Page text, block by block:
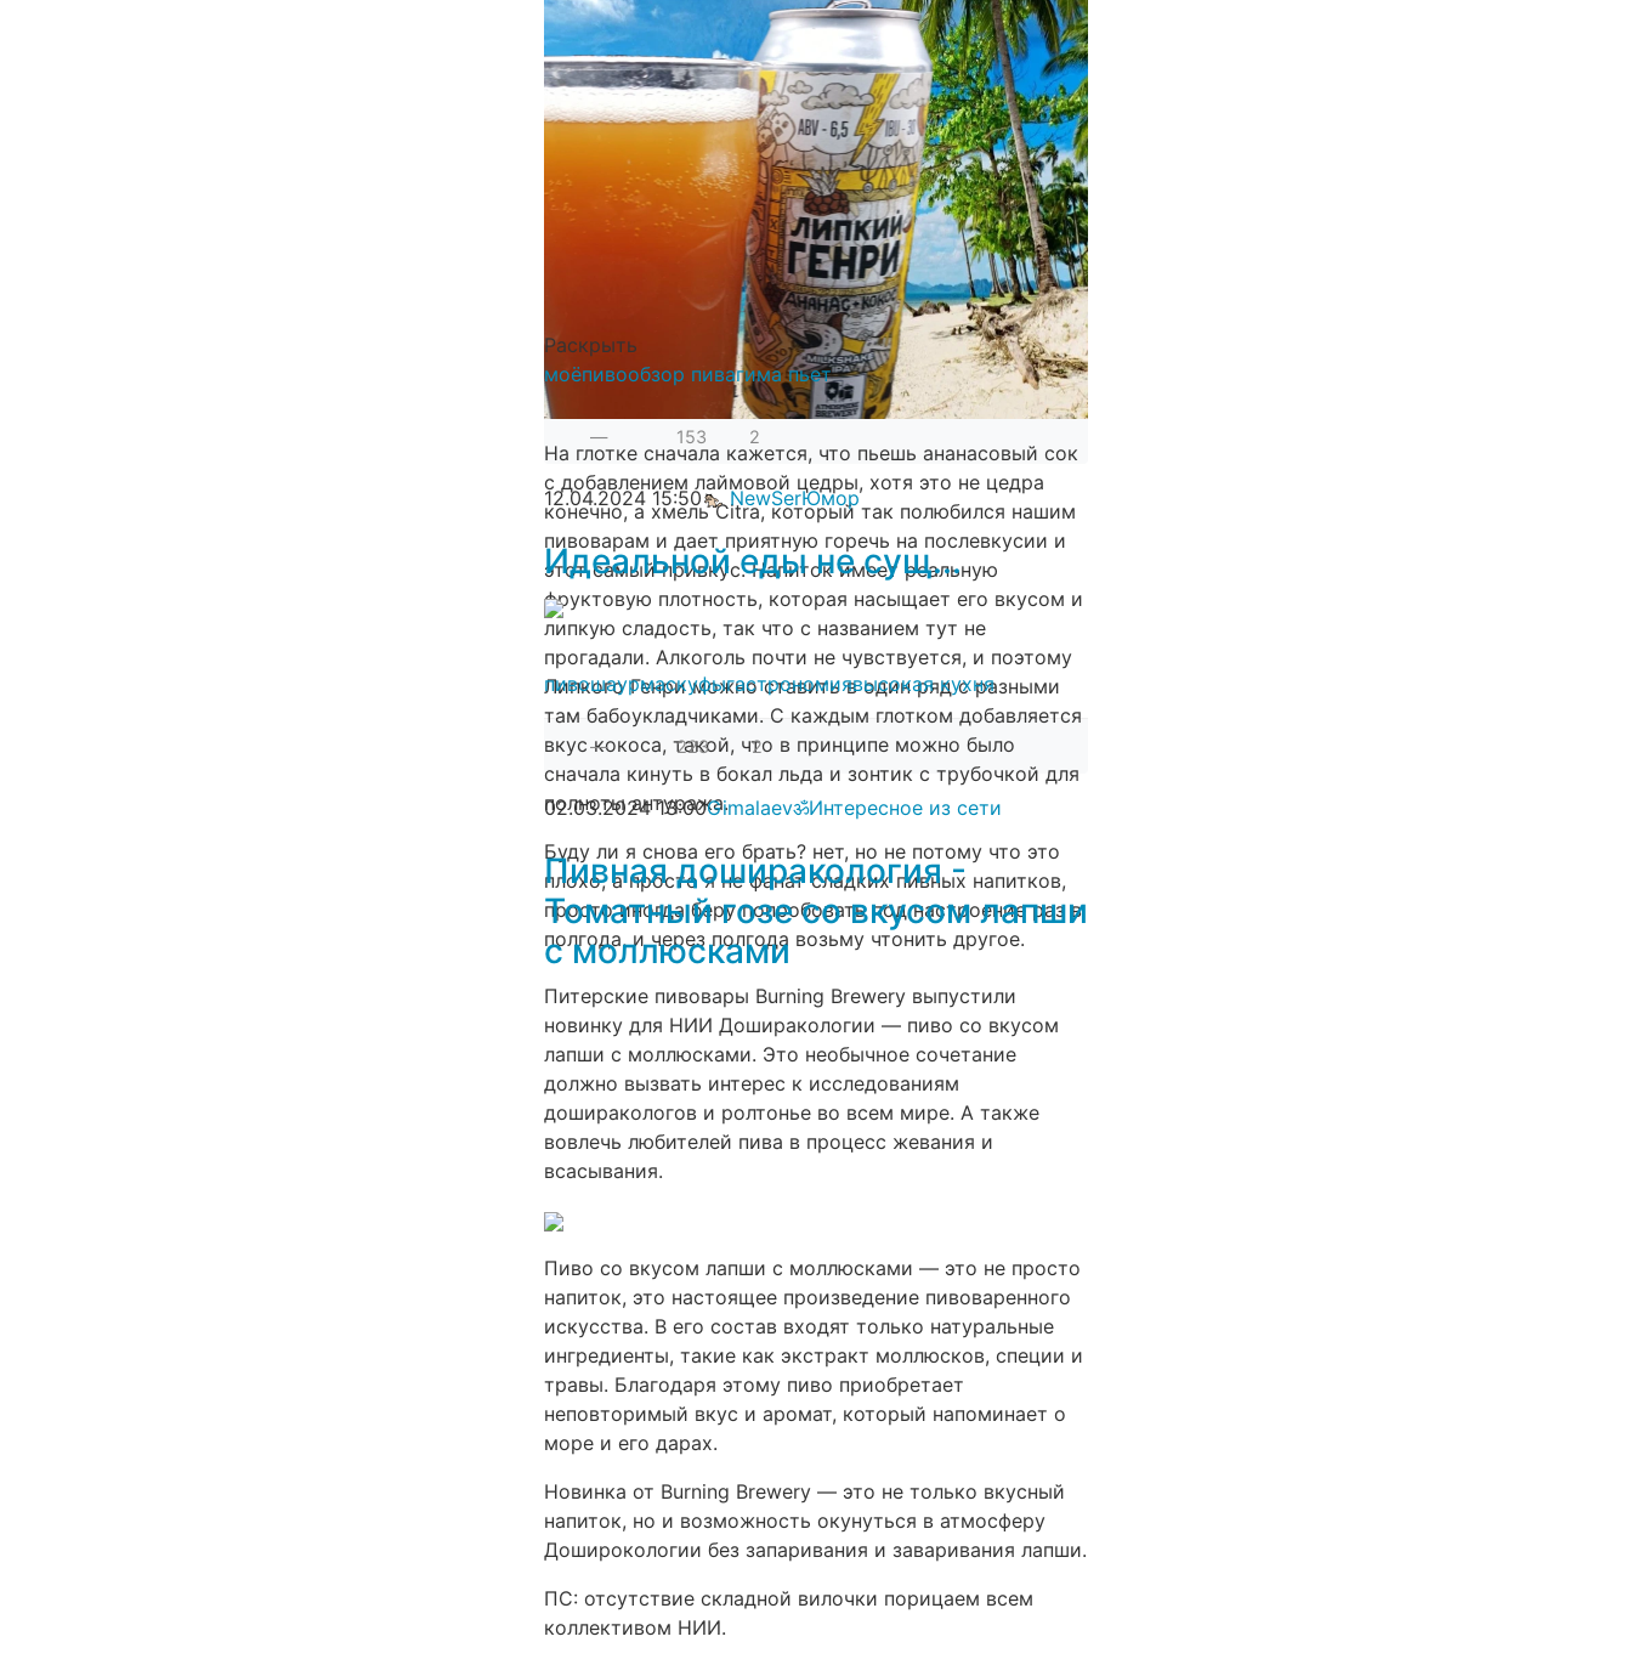
сделаю глоток и пойду эту забродившую бормотуху
выливать, но нет, производителю моё почтение за
соблюдение стерильности, пиво оказалось без
кислоты во вкусе, отличный пилс приятный и
освежающий вкус.
Жил бы в Армении, пил бы его на постоянке, а у нас из
за акцизов и налогов ценник не гуманен.
На глотке сначала кажется, что пьешь ананасовый сок
с добавлением лаймовой цедры, хотя это не цедра
конечно, а хмель Citra, который так полюбился нашим
пивоварам и дает приятную горечь на послевкусии и
этот самый привкус. Напиток имеет реальную
фруктовую плотность, которая насыщает его вкусом и
липкую сладость, так что с названием тут не
прогадали. Алкоголь почти не чувствуется, и поэтому
Липкого Генри можно ставить в один ряд с разными
там бабоукладчиками. С каждым глотком добавляется
вкус кокоса, такой, что в принципе можно было
сначала кинуть в бокал льда и зонтик с трубочкой для
полноты антуража.
Буду ли я снова его брать? нет, но не потому что это
плохо, а просто я не фанат сладких пивных напитков,
просто иногда беру попробовать под настроение раз в
полгода, и через полгода возьму чтонить другое.
Раскрыть
моёпивообзор пивагима пьет
— 153 2
12.04.2024 15:50 NewSerЮмор
Идеальной еды не сущ...
пивошаурмаскуфыгастрономиявысокая кухня
— 223 2
02.03.2024 13:00GimalaevॐИнтересное из сети
Пивная доширакология -
Томатный гозе со вкусом лапши
с моллюсками
Питерские пивовары Burning Brewery выпустили
новинку для НИИ Доширакологии — пиво со вкусом
лапши с моллюсками. Это необычное сочетание
должно вызвать интерес к исследованиям
доширакологов и ролтонье во всем мире. А также
вовлечь любителей пива в процесс жевания и
всасывания.
Пиво со вкусом лапши с моллюсками — это не просто
напиток, это настоящее произведение пивоваренного
искусства. В его состав входят только натуральные
ингредиенты, такие как экстракт моллюсков, специи и
травы. Благодаря этому пиво приобретает
неповторимый вкус и аромат, который напоминает о
море и его дарах.
Новинка от Burning Brewery — это не только вкусный
напиток, но и возможность окунуться в атмосферу
Доширокологии без запаривания и заваривания лапши.
ПС: отсутствие складной вилочки порицаем всем
коллективом НИИ.